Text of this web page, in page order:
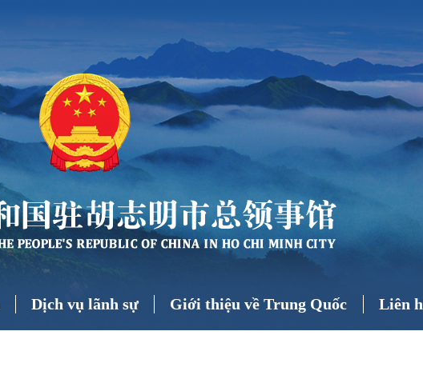
Dịch vụ lãnh sự Giới thiệu về Trung Quốc Liên